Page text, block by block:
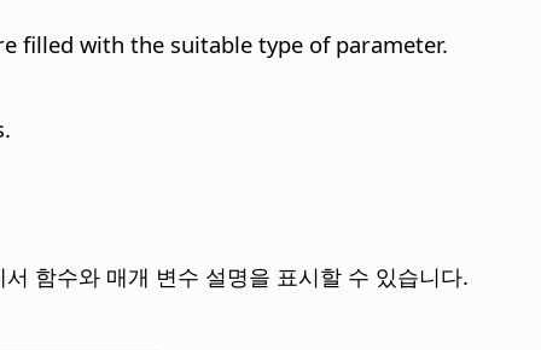
filled with the suitable type of parameter.
서 함수와 매개 변수 설명을 표시할 수 있습니다.